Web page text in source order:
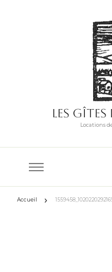
Les
Locations
Accueil